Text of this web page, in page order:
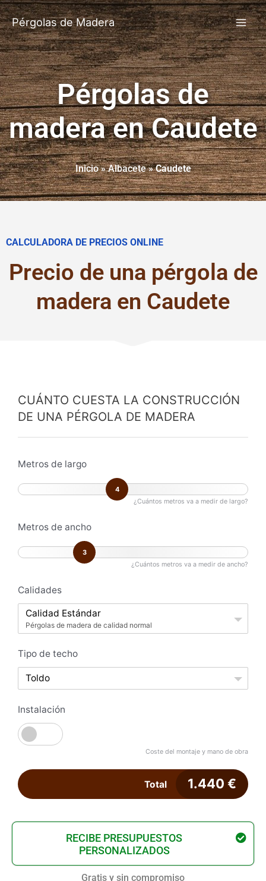
Pérgolas de Madera
Pérgolas de
madera en Caudete
Inicio»Albacete»Caudete
CALCULADORA DE PRECIOS ONLINE
Precio de una pérgola de
madera en Caudete
CUÁNTO CUESTA LA CONSTRUCCIÓN
DE UNA PÉRGOLA DE MADERA
Metros de largo
4
¿Cuántos metros va a medir de largo?
Metros de ancho
3
¿Cuántos metros va a medir de ancho?
Calidades
Calidad Estándar
Pérgolas de madera de calidad normal
Tipo de techo
Toldo
Instalación
Coste del montaje y mano de obra
Total 1.440 €
RECIBE PRESUPUESTOS
PERSONALIZADOS
Gratis y sin compromiso